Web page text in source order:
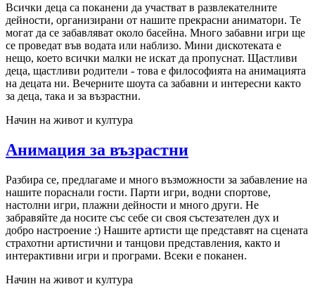
Всички деца са поканени да участват в развлекателните
дейности, организирани от нашите прекрасни аниматори. Те
могат да се забавляват около басейна. Много забавни игри ще
се проведат във водата или наблизо. Мини дискотеката е
нещо, което всички малки не искат да пропуснат. Щастливи
деца, щастливи родители - това е философията на анимацията
на децата ни. Вечерните шоута са забавни и интересни както
за деца, така и за възрастни.
Начин на живот и култура
Анимация за възрастни
Разбира се, предлагаме и много възможности за забавление на
нашите пораснали гости. Парти игри, водни спортове,
настолни игри, плажни дейности и много други. Не
забравяйте да носите със себе си своя състезателен дух и
добро настроение :) Нашите артисти ще представят на сцената
страхотни артистични и танцови представления, както и
интерактивни игри и програми. Всеки е поканен.
Начин на живот и култура